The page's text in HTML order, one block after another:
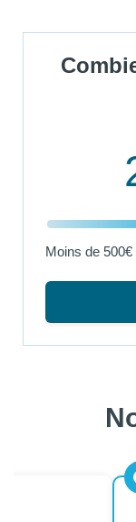
Moins de 500€